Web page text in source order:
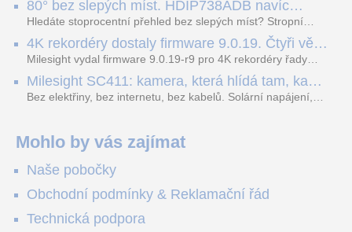
dopravních přestupků. Tento systém, poháněný
sofistikovanými algoritmy umělé inteligence (AI), je navržen
tak, aby poskytoval komplexní nástroje pro vymáhání
dopravních předpisů, zvyšoval bezpečnost na silnicích a
optimalizoval plynulost dopravy v moderních městech.
80° bez slepých míst. HDIP738ADB navíc
streamuje na YouTube – bez PC.
Hledáte stoprocentní přehled bez slepých míst? Stropní
panoramatická kamera HDIP738ADB skládá obraz ze dvou
4MP senzorů SONY do jednoho čistého 180° záběru bez
zkreslení. K tomu přidává AI detekci osob a vozidel,
YouTube – bez běžícího počítače.
4K rekordéry dostaly firmware 9.0.19. Čtyři věci,
které musíte vědět.
Milesight vydal firmware 9.0.19-r9 pro 4K rekordéry řady
které vám zjednoduší práci – a jedna z nich vám ušetří
spoustu zbytečných výjezdů k zákazníkům.
Milesight SC411: kamera, která hlídá tam, kam
kabel nedosáhne
Bez elektřiny, bez internetu, bez kabelů. Solární napájení,
váš telefon. Podívejte se na video.
Mohlo by vás zajímat
Naše pobočky
Obchodní podmínky & Reklamační řád
Technická podpora